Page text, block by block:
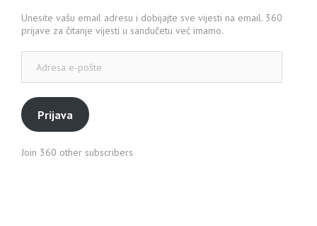
Unesite vašu email adresu i dobijajte sve vijesti na email. 360
prijave za čitanje vijesti u sandučetu već imamo.
pošte
Prijava
Join 360 other subscribers